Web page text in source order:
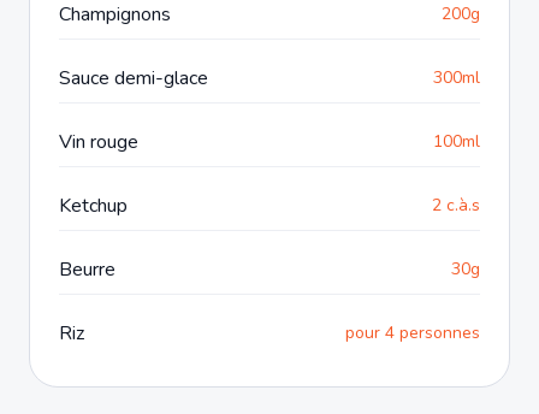
Champignons 200g
Sauce demi-glace 300ml
Vin rouge 100ml
Ketchup 2 c.à.s
Beurre 30g
Riz pour 4 personnes